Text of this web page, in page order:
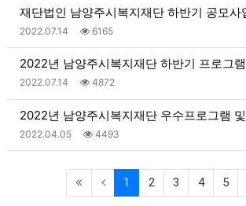
등록일
2022.07.14 조회
6165
등록일
2022.07.14 조회
4872
등록일
2022.04.05 조회
4493
1 (current)
2 3 4 5